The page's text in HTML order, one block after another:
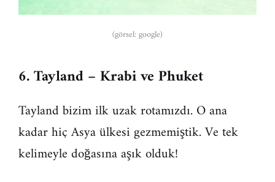
(görsel: google)
6. Tayland – Krabi ve Phuket
Tayland bizim ilk uzak rotamızdı. O ana
kadar hiç Asya ülkesi gezmemiştik. Ve tek
kelimeyle doğasına aşık olduk!